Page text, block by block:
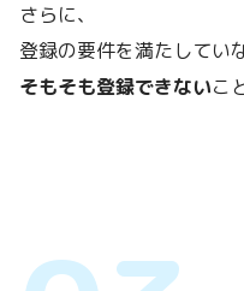
さらに、
登録の要件を満たしてい
そもそも登録できないこ